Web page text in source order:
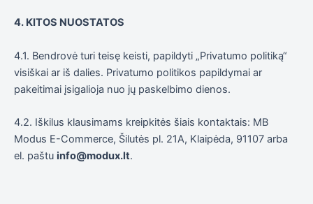
4. KITOS NUOSTATOS
4.1. Bendrovė turi teisę keisti, papildyti „Privatumo politiką“
visiškai ar iš dalies. Privatumo politikos papildymai ar
pakeitimai įsigalioja nuo jų paskelbimo dienos.
4.2. Iškilus klausimams kreipkitės šiais kontaktais: MB
Modus E-Commerce, Šilutės pl. 21A, Klaipėda, 91107 arba
el. paštu info@modux.lt.